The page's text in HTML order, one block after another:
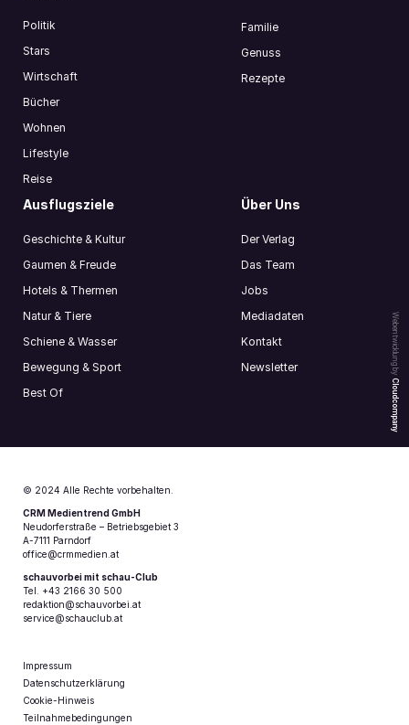
Webentwicklung by
Cloudcompany
Politik
Stars
Wirtschaft
Bücher
Wohnen
Lifestyle
Reise
Familie
Genuss
Rezepte
Ausflugsziele
Geschichte & Kultur
Gaumen & Freude
Hotels & Thermen
Natur & Tiere
Schiene & Wasser
Bewegung & Sport
Best Of
Über Uns
Der Verlag
Das Team
Jobs
Mediadaten
Kontakt
Newsletter
© 2024 Alle Rechte vorbehalten.
CRM Medientrend GmbH
Neudorferstraße – Betriebsgebiet 3
A-7111 Parndorf
office@crmmedien.at
schauvorbei mit schau-Club
Tel. +43 2166 30 500
redaktion@schauvorbei.at
service@schauclub.at
Impressum
Datenschutzerklärung
Cookie-Hinweis
Teilnahmebedingungen